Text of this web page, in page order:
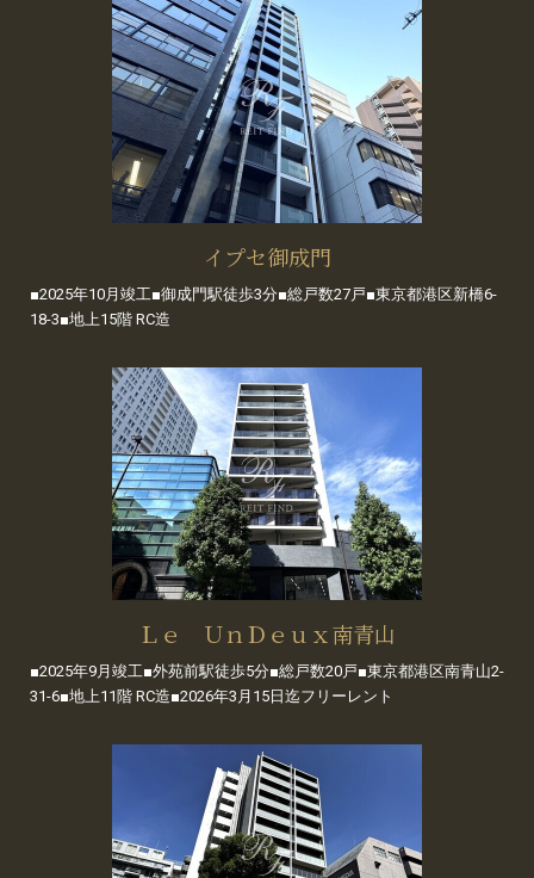
イプセ御成門
■2025年10月竣工■御成門駅徒歩3分■総戸数27戸■東京都港区新橋6-
18-3■地上15階 RC造
Ｌｅ ＵｎＤｅｕｘ南青山
■2025年9月竣工■外苑前駅徒歩5分■総戸数20戸■東京都港区南青山2-
31-6■地上11階 RC造■2026年3月15日迄フリーレント